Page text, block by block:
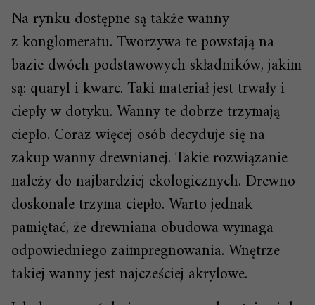
Na rynku dostępne są także wanny
z konglomeratu. Tworzywa te powstają na
bazie dwóch podstawowych składników, jakim
są: quaryl i kwarc. Taki materiał jest trwały i
ciepły w dotyku. Wanny te dobrze trzymają
ciepło. Coraz więcej osób decyduje się na
zakup wanny drewnianej. Takie rozwiązanie
należy do najbardziej ekologicznych. Drewno
doskonale trzyma ciepło. Warto jednak
pamiętać, że drewniana obudowa wymaga
odpowiedniego zaimpregnowania. Wnętrze
takiej wanny jest najcześciej akrylowe.